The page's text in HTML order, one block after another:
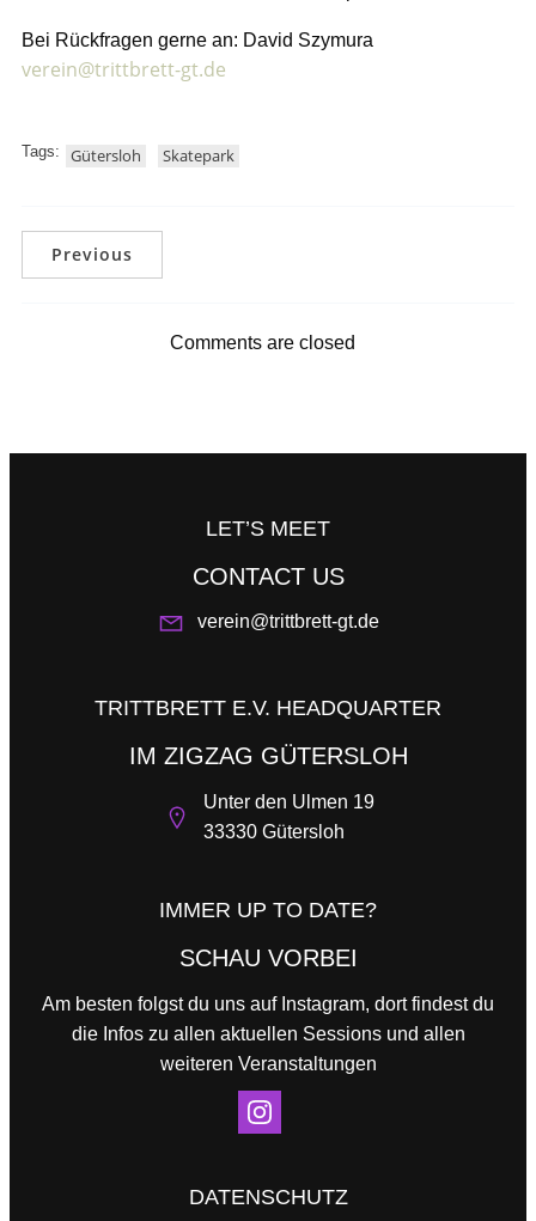
Bei Rückfragen gerne an: David Szymura
verein@trittbrett-gt.de
Tags: Gütersloh Skatepark
Previous
Comments are closed
LET’S MEET
CONTACT US
verein@trittbrett-gt.de
TRITTBRETT E.V. HEADQUARTER
IM ZIGZAG GÜTERSLOH
Unter den Ulmen 19
33330 Gütersloh
IMMER UP TO DATE?
SCHAU VORBEI
Am besten folgst du uns auf Instagram, dort findest du
die Infos zu allen aktuellen Sessions und allen
weiteren Veranstaltungen
DATENSCHUTZ